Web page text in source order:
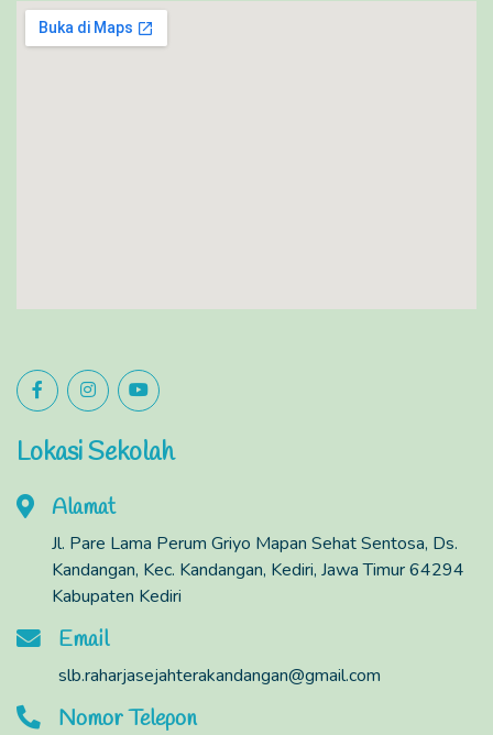
Lokasi Sekolah
Alamat
Jl. Pare Lama Perum Griyo Mapan Sehat Sentosa, Ds.
Kandangan, Kec. Kandangan, Kediri, Jawa Timur 64294
Kabupaten Kediri
Email
slb.raharjasejahterakandangan@gmail.com
Nomor Telepon